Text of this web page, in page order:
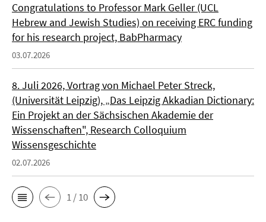
Congratulations to Professor Mark Geller (UCL
Hebrew and Jewish Studies) on receiving ERC funding
for his research project, BabPharmacy
03.07.2026
8. Juli 2026, Vortrag von Michael Peter Streck,
(Universität Leipzig), „Das Leipzig Akkadian Dictionary:
Ein Projekt an der Sächsischen Akademie der
Wissenschaften", Research Colloquium
Wissensgeschichte
02.07.2026
1 / 10